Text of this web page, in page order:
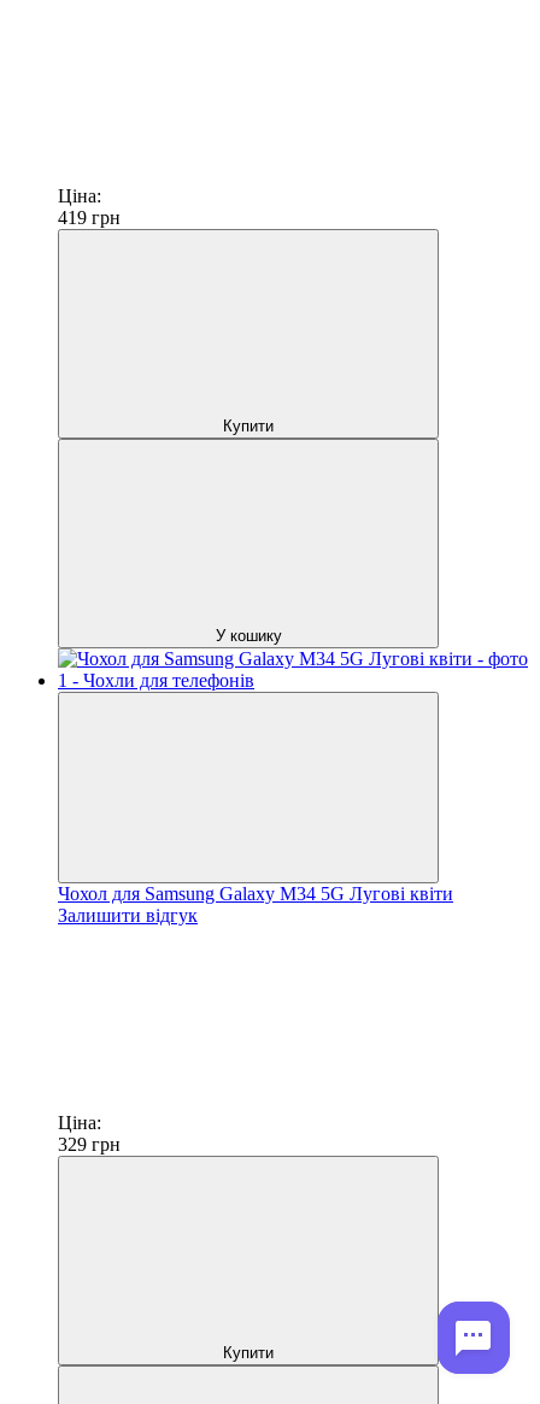
Ціна:
419 грн
Купити
У кошику
Чохол для Samsung Galaxy M34 5G Лугові квіти
Залишити відгук
Ціна:
329 грн
Купити